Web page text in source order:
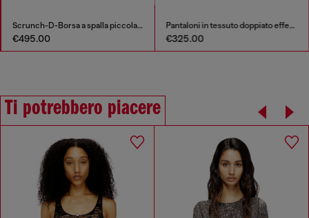
Scrunch-D-Borsa a spalla piccola arricciata in pelle lucida
€495.00
Pantaloni in tessuto doppiato effetto distressed
€325.00
Ti potrebbero piacere